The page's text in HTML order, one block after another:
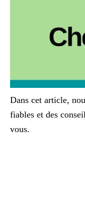
Dans cet article,
fiables et des
vous.